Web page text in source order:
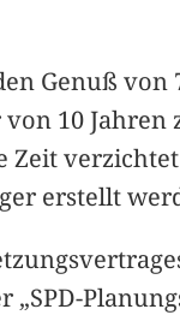
Genuß
10
erstellt